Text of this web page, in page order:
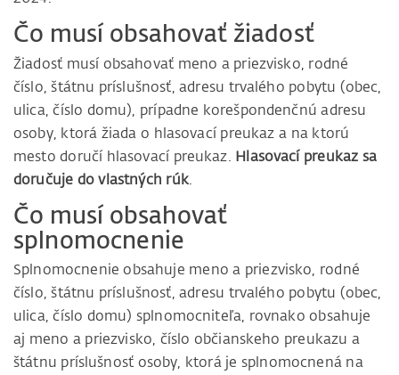
Čo musí obsahovať žiadosť
Žiadosť musí obsahovať meno a priezvisko, rodné
číslo, štátnu príslušnosť, adresu trvalého pobytu (obec,
ulica, číslo domu), prípadne korešpondenčnú adresu
osoby, ktorá žiada o hlasovací preukaz a na ktorú
mesto doručí hlasovací preukaz. Hlasovací preukaz sa
doručuje do vlastných rúk.
Čo musí obsahovať
splnomocnenie
Splnomocnenie obsahuje meno a priezvisko, rodné
číslo, štátnu príslušnosť, adresu trvalého pobytu (obec,
ulica, číslo domu) splnomocniteľa, rovnako obsahuje
aj meno a priezvisko, číslo občianskeho preukazu a
štátnu príslušnosť osoby, ktorá je splnomocnená na